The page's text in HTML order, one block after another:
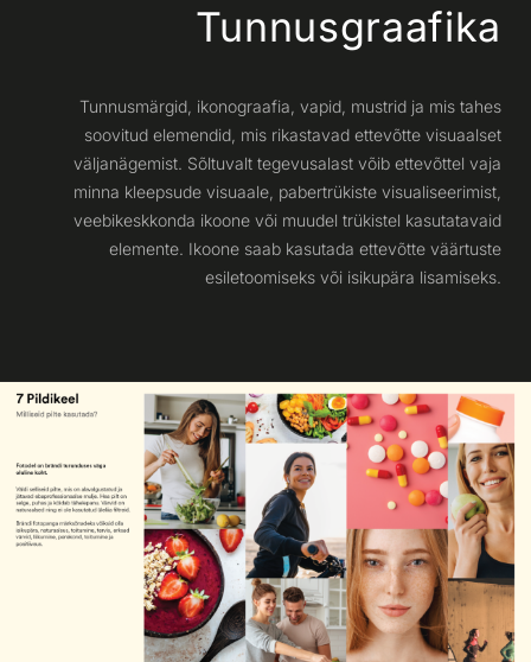
Tunnusgraafika
Tunnusmärgid, ikonograafia, vapid, mustrid ja mis tahes
soovitud elemendid, mis rikastavad ettevõtte visuaalset
väljanägemist. Sõltuvalt tegevusalast võib ettevõttel vaja
minna kleepsude visuaale, pabertrükiste visualiseerimist,
veebikeskkonda ikoone või muudel trükistel kasutatavaid
elemente. Ikoone saab kasutada ettevõtte väärtuste
esiletoomiseks või isikupära lisamiseks.